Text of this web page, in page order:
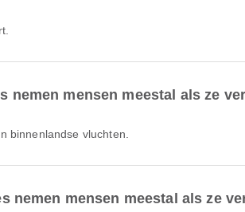
nemen mensen meestal als ze
binnenlandse vluchten.
nemen mensen meestal als ze